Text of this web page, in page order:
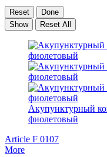
Reset
Done
Show
Reset All
Акупунктурный
фиолетовый
Article F 0107
More